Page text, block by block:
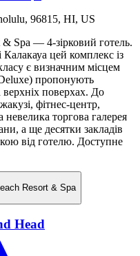
96815, HI, US
Spa — 4-зірковий готель.
Калакауа цей комплекс із
є визначним місцем
пропонують
поверхах. До
фітнес-центр,
торгова галерея
а ще десятки закладів
від готелю. Доступне
Resort & Spa
Head